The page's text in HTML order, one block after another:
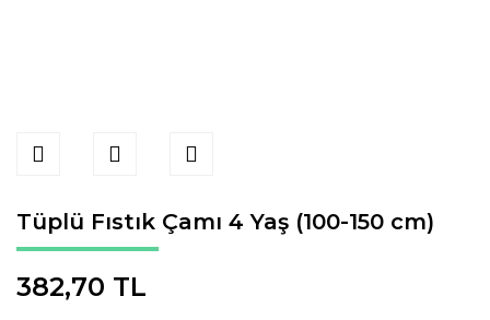
Tüplü Fıstık Çamı 4 Yaş (100-150 cm)
382,70 TL